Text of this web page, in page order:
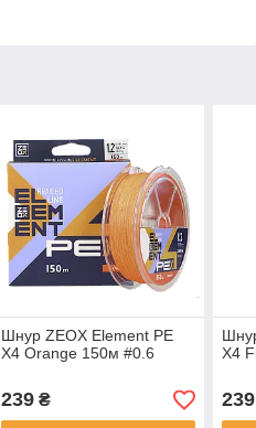
Шнур ZEOX Element PE
X4 Orange 150м #0.6
239₴
X4
239